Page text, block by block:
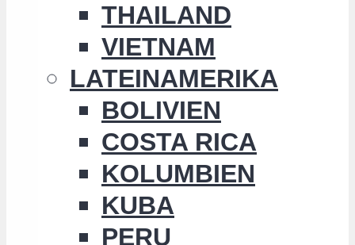
THAILAND
VIETNAM
LATEINAMERIKA
BOLIVIEN
COSTA RICA
KOLUMBIEN
KUBA
PERU